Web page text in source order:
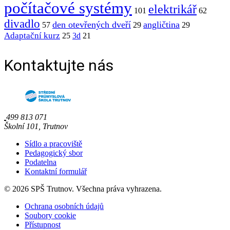
počítačové systémy 101 elektrikář 62
divadlo 57 den otevřených dveří 29 angličtina 29
Adaptační kurz 25 3d 21
Kontaktujte nás
499 813 071
Školní 101, Trutnov
Sídlo a pracoviště
Pedagogický sbor
Podatelna
Kontaktní formulář
© 2026 SPŠ Trutnov. Všechna práva vyhrazena.
Ochrana osobních údajů
Soubory cookie
Přístupnost